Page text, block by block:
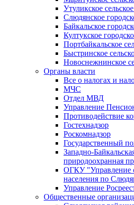
Утуликское
Слюдянское
Байкальское
Култукское
Портбайкальское
Быстринское
Новоснежнинское
Органы власти
Все о налогах и
МЧС
Отдел МВД
Управление
Противодействие
Гостехнадзор
Роскомнадзор
Государственный
Западно-
природоохранная
ОГКУ "Управление
населения по
Управление
Общественные